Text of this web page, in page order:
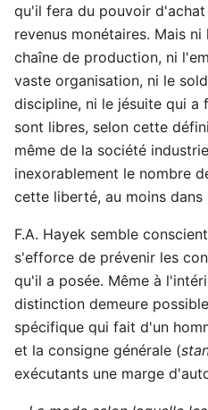
qu'il fera du pouvoir d'achat
revenus monétaires. Mais
chaîne de production, ni
vaste organisation, ni le
discipline, ni le jésuite qui a
sont libres, selon cette
même de la société
inexorablement le nombre
cette liberté, au moins dans
F.A. Hayek semble
s'efforce de prévenir les
qu'il a posée. Même à
distinction demeure
spécifique qui fait d'un
et la consigne générale (
exécutants une marge